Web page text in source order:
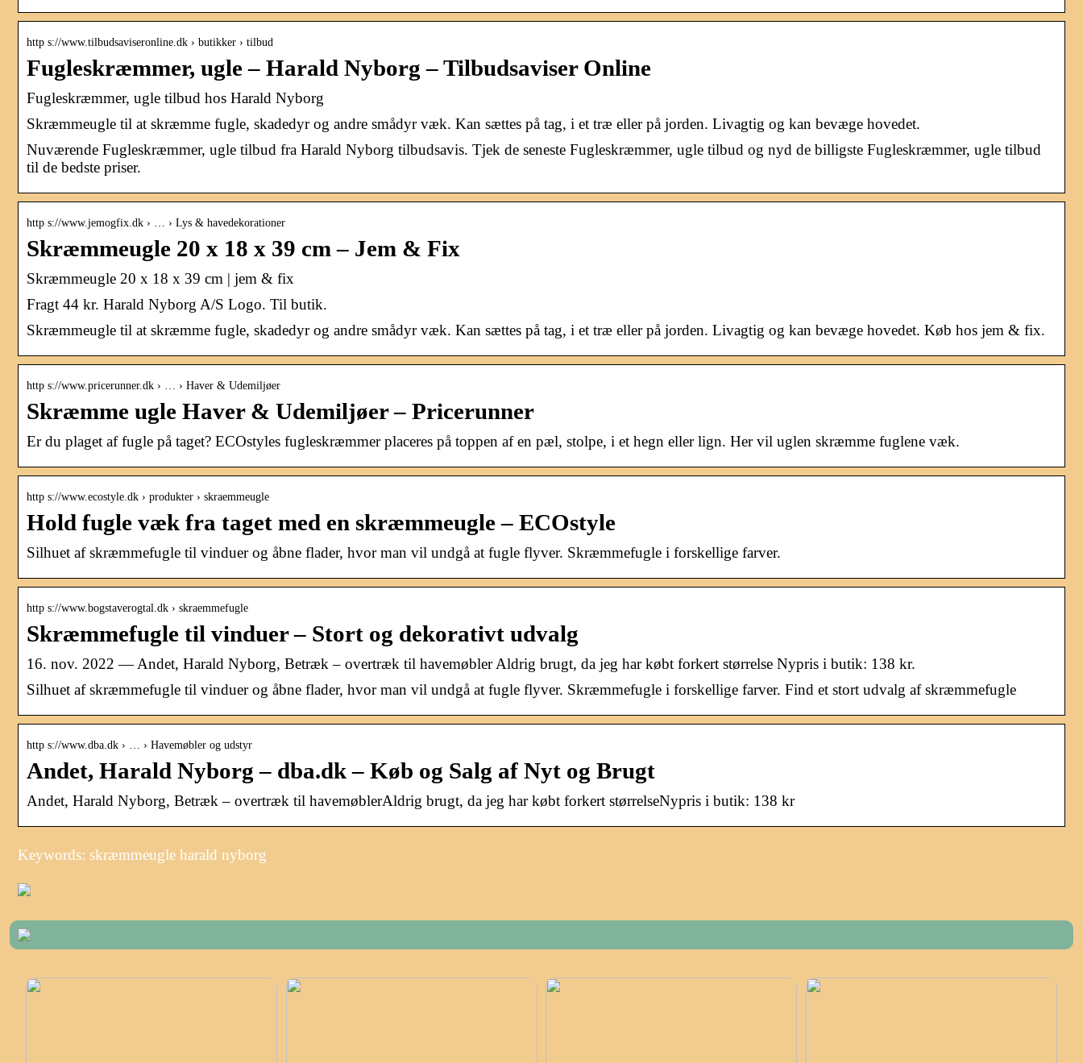
http s://www.tilbudsaviseronline.dk › butikker › tilbud
Fugleskræmmer, ugle – Harald Nyborg – Tilbudsaviser Online
Fugleskræmmer, ugle tilbud hos Harald Nyborg
Skræmmeugle til at skræmme fugle, skadedyr og andre smådyr væk. Kan sættes på tag, i et træ eller på jorden. Livagtig og kan bevæge hovedet.
Nuværende Fugleskræmmer, ugle tilbud fra Harald Nyborg tilbudsavis. Tjek de seneste Fugleskræmmer, ugle tilbud og nyd de billigste Fugleskræmmer, ugle tilbud
til de bedste priser.
http s://www.jemogfix.dk › … › Lys & havedekorationer
Skræmmeugle 20 x 18 x 39 cm – Jem & Fix
Skræmmeugle 20 x 18 x 39 cm | jem & fix
Fragt 44 kr. Harald Nyborg A/S Logo. Til butik.
Skræmmeugle til at skræmme fugle, skadedyr og andre smådyr væk. Kan sættes på tag, i et træ eller på jorden. Livagtig og kan bevæge hovedet. Køb hos jem & fix.
http s://www.pricerunner.dk › … › Haver & Udemiljøer
Skræmme ugle Haver & Udemiljøer – Pricerunner
Er du plaget af fugle på taget? ECOstyles fugleskræmmer placeres på toppen af en pæl, stolpe, i et hegn eller lign. Her vil uglen skræmme fuglene væk.
http s://www.ecostyle.dk › produkter › skraemmeugle
Hold fugle væk fra taget med en skræmmeugle – ECOstyle
Silhuet af skræmmefugle til vinduer og åbne flader, hvor man vil undgå at fugle flyver. Skræmmefugle i forskellige farver.
http s://www.bogstaverogtal.dk › skraemmefugle
Skræmmefugle til vinduer – Stort og dekorativt udvalg
16. nov. 2022 — Andet, Harald Nyborg, Betræk – overtræk til havemøbler Aldrig brugt, da jeg har købt forkert størrelse Nypris i butik: 138 kr.
Silhuet af skræmmefugle til vinduer og åbne flader, hvor man vil undgå at fugle flyver. Skræmmefugle i forskellige farver. Find et stort udvalg af skræmmefugle
http s://www.dba.dk › … › Havemøbler og udstyr
Andet, Harald Nyborg – dba.dk – Køb og Salg af Nyt og Brugt
Andet, Harald Nyborg, Betræk – overtræk til havemøblerAldrig brugt, da jeg har købt forkert størrelseNypris i butik: 138 kr
Keywords: skræmmeugle harald nyborg